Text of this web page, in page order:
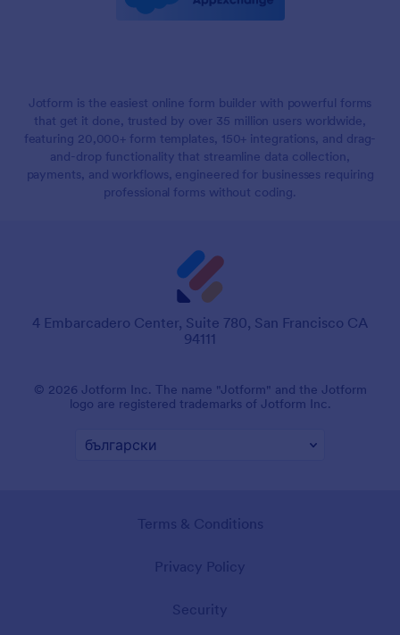
Jotform is the easiest online form builder with powerful forms
that get it done, trusted by over 35 million users worldwide,
featuring 20,000+ form templates, 150+ integrations, and drag-
and-drop functionality that streamline data collection,
payments, and workflows, engineered for businesses requiring
professional forms without coding.
4 Embarcadero Center, Suite 780, San Francisco CA
94111
© 2026 Jotform Inc. The name "Jotform" and the Jotform
logo are registered trademarks of Jotform Inc.
Terms & Conditions
Privacy Policy
Security